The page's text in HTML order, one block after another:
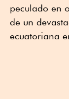
peculado en
de un
ecuatoriana